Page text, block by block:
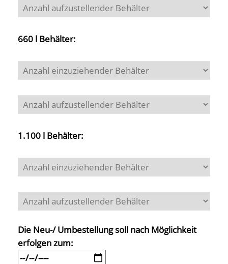
660 l Behälter:
1.100 l Behälter:
Die Neu-/ Umbestellung soll nach Möglichkeit
erfolgen zum: